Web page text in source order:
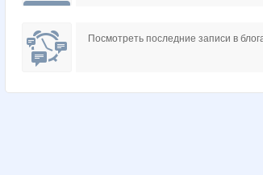
Посмотреть последние записи в